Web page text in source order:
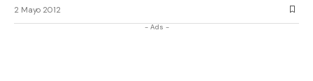
2 Mayo 2012
- Ads -